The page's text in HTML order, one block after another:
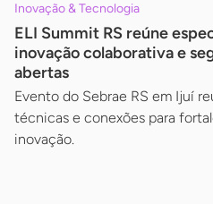
Inovação & Tecnologia
ELI Summit RS reúne
inovação colaborativa e
abertas
Evento do Sebrae RS em Ijuí
técnicas e conexões para
inovação.